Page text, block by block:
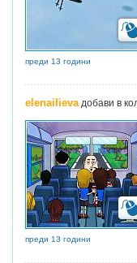
преди 13 години
elenailievaдобави в
преди 13 години